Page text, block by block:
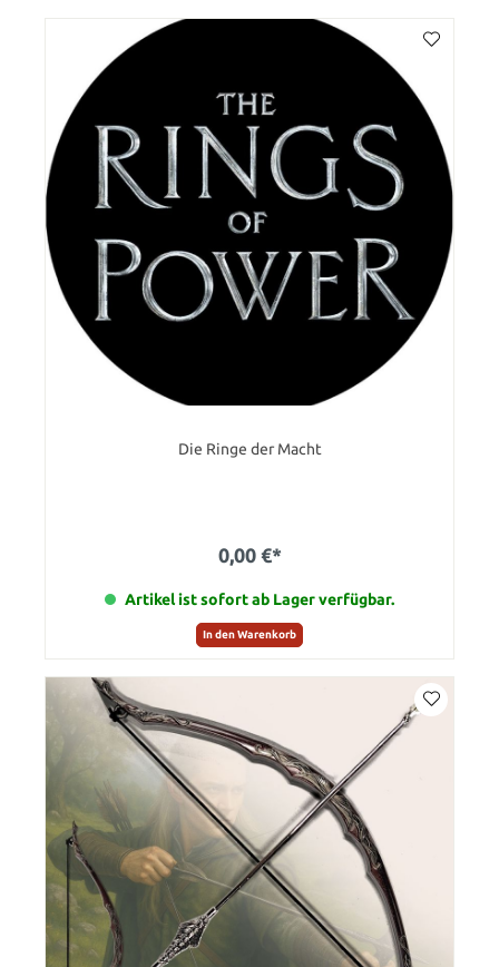
Die Ringe der Macht
0,00 €*
Artikel ist sofort ab Lager verfügbar.
In den Warenkorb